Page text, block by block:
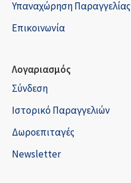
Υπαναχώρηση Παραγγελίας
Επικοινωνία
Λογαριασμός
Σύνδεση
Ιστορικό Παραγγελιών
Δωροεπιταγές
Newsletter